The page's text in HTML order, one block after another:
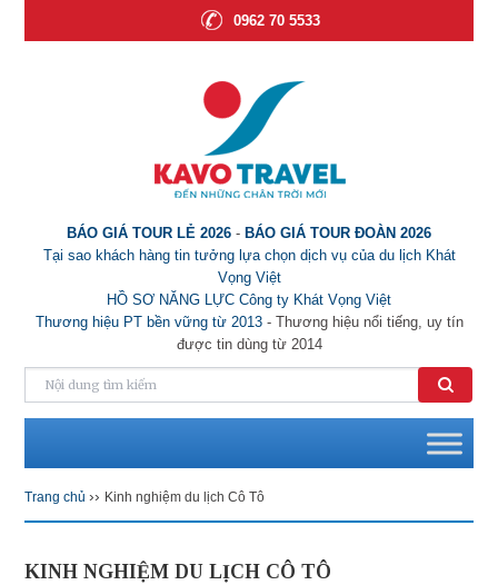
0962 70 5533
BÁO GIÁ TOUR LẺ 2026 - BÁO GIÁ TOUR ĐOÀN 2026
Tại sao khách hàng tin tưởng lựa chọn dịch vụ của du lịch Khát
Vọng Việt
HỒ SƠ NĂNG LỰC Công ty Khát Vọng Việt
Thương hiệu PT bền vững từ 2013- Thương hiệu nổi tiếng, uy tín
được tin dùng từ 2014
Trang chủ ›› Kinh nghiệm du lịch Cô Tô
KINH NGHIỆM DU LỊCH CÔ TÔ